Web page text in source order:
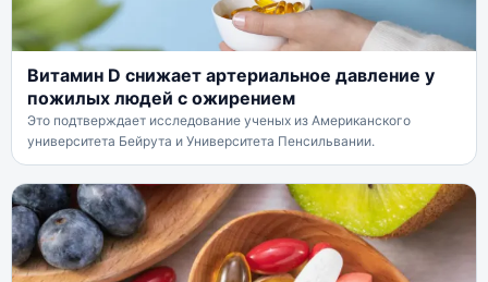
Витамин D снижает артериальное давление у
пожилых людей с ожирением
Это подтверждает исследование ученых из Американского
университета Бейрута и Университета Пенсильвании.